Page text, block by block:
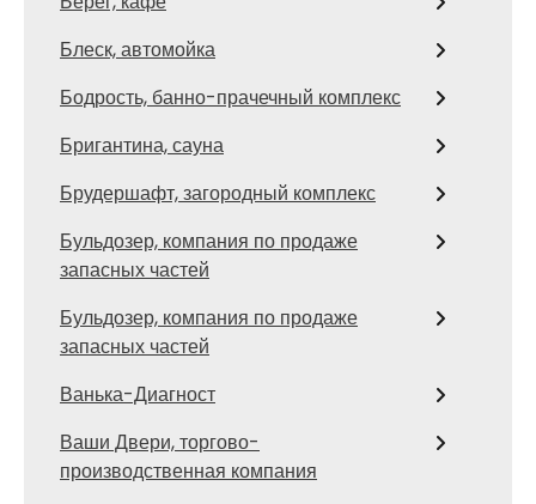
Блеск, автомойка
Бодрость, банно-прачечный комплекс
Бригантина, сауна
Брудершафт, загородный комплекс
Бульдозер, компания по продаже
запасных частей
Бульдозер, компания по продаже
запасных частей
Ванька-Диагност
Ваши Двери, торгово-
производственная компания